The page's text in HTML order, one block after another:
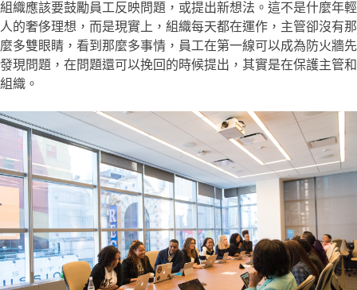
組織應該要鼓勵員工反映問題，或提出新想法。這不是什麼年輕
人的奢侈理想，而是現實上，組織每天都在運作，主管卻沒有那
麼多雙眼睛，看到那麼多事情，員工在第一線可以成為防火牆先
發現問題，在問題還可以挽回的時候提出，其實是在保護主管和
組織。